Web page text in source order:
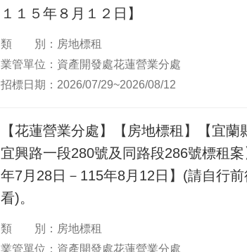
１１５年８月１２日】
類 別：房地標租
業管單位：資產開發處花蓮營業分處
招標日期：2026/07/29~2026/08/12
【花蓮營業分處】【房地標租】【宜蘭
宜興路一段280號及同路段286號標租
年7月28日－115年8月12日】(請自行前
看)。
類 別：房地標租
業管單位：資產開發處花蓮營業分處